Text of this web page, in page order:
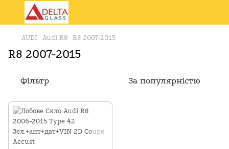
AUDI Audi R8 R8 2007-2015
R8 2007-2015
Фільтр За популярністю